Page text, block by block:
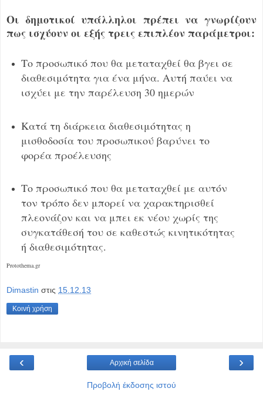
Οι δημοτικοί υπάλληλοι πρέπει να γνωρίζουν
πως ισχύουν οι εξής τρεις επιπλέον παράμετροι:
Το προσωπικό που θα μεταταχθεί θα βγει σε
διαθεσιμότητα για ένα μήνα. Αυτή παύει να
ισχύει με την παρέλευση 30 ημερών
Κατά τη διάρκεια διαθεσιμότητας η
μισθοδοσία του προσωπικού βαρύνει το
φορέα προέλευσης
Το προσωπικό που θα μεταταχθεί με αυτόν
τον τρόπο δεν μπορεί να χαρακτηρισθεί
πλεονάζον και να μπει εκ νέου χωρίς της
συγκατάθεσή του σε καθεστώς κινητικότητας
ή διαθεσιμότητας.
Protothema.gr
Dimastin στις 15.12.13
Κοινή χρήση
‹ ›
Αρχική σελίδα
Προβολή έκδοσης ιστού